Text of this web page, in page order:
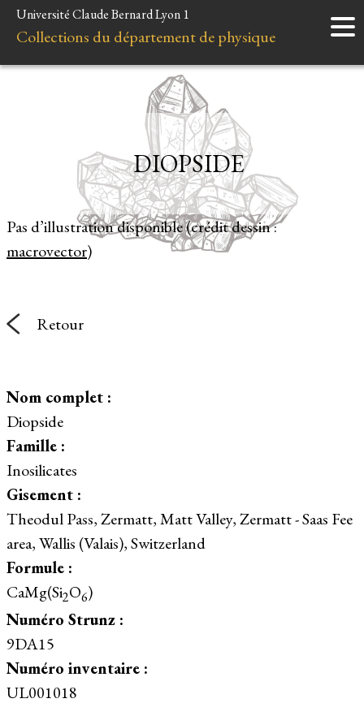
Accueil
Instruments
Liens et ressources
Université Claude Bernard Lyon 1
Collections du département de physique
Pas d’illustration disponible (crédit dessin :
macrovector)
DIOPSIDE
Retour
Nom complet :
Diopside
Famille :
Inosilicates
Gisement :
Theodul Pass, Zermatt, Matt Valley, Zermatt - Saas Fee
area, Wallis (Valais), Switzerland
Formule :
CaMg(Si2O6)
Numéro Strunz :
9DA15
Numéro inventaire :
UL001018